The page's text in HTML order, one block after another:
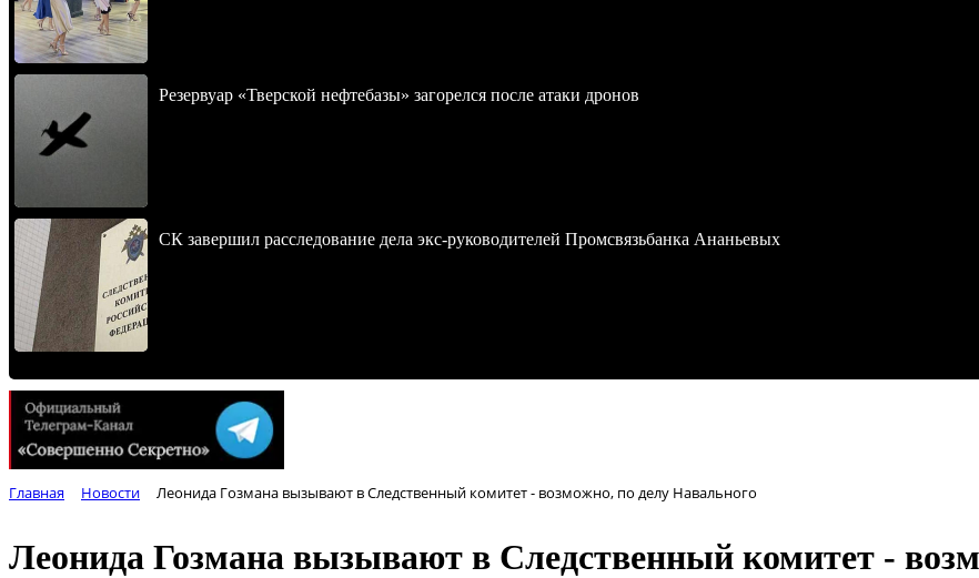
Резервуар «Тверской нефтебазы» загорелся после атаки дронов
СК завершил расследование дела экс-руководителей Промсвязьбанка Ананьевых
Главная Новости Леонида Гозмана вызывают в Следственный комитет - возможно, по делу Навального
Леонида Гозмана вызывают в Следственный комитет -